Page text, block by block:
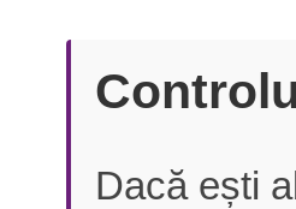
Dacă ești